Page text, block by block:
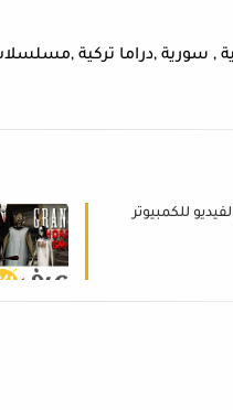
,دراما تركية
للكمبيوتر